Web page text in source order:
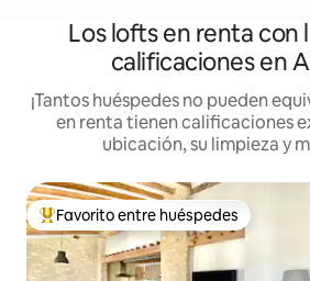
Los lofts en renta con
calificaciones en
¡Tantos huéspedes no pueden
en renta tienen calificaciones
ubicación, su limpieza y
De los mejores en Favorito entre
Favorito entre huéspedes